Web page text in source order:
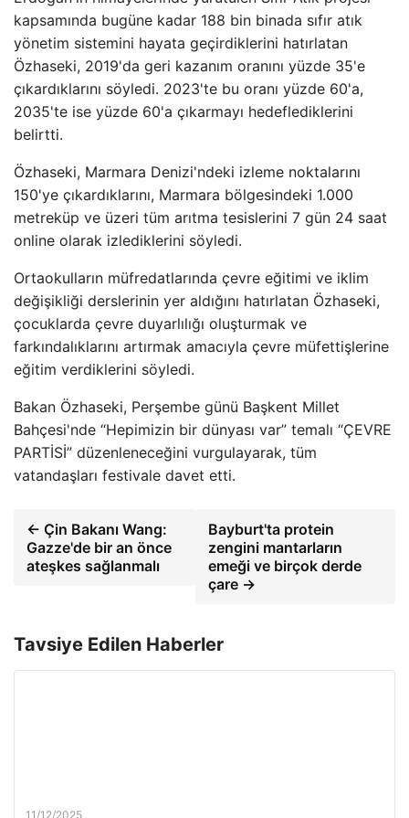
kapsamında bugüne kadar 188 bin binada sıfır atık
yönetim sistemini hayata geçirdiklerini hatırlatan
Özhaseki, 2019'da geri kazanım oranını yüzde 35'e
çıkardıklarını söyledi. 2023'te bu oranı yüzde 60'a,
2035'te ise yüzde 60'a çıkarmayı hedeflediklerini
belirtti.
Özhaseki, Marmara Denizi'ndeki izleme noktalarını
150'ye çıkardıklarını, Marmara bölgesindeki 1.000
metreküp ve üzeri tüm arıtma tesislerini 7 gün 24 saat
online olarak izlediklerini söyledi.
Ortaokulların müfredatlarında çevre eğitimi ve iklim
değişikliği derslerinin yer aldığını hatırlatan Özhaseki,
çocuklarda çevre duyarlılığı oluşturmak ve
farkındalıklarını artırmak amacıyla çevre müfettişlerine
eğitim verdiklerini söyledi.
Bakan Özhaseki, Perşembe günü Başkent Millet
Bahçesi'nde “Hepimizin bir dünyası var” temalı “ÇEVRE
PARTİSİ” düzenleneceğini vurgulayarak, tüm
vatandaşları festivale davet etti.
← Çin Bakanı Wang:
Gazze'de bir an önce
ateşkes sağlanmalı
Bayburt'ta protein
zengini mantarların
emeği ve birçok derde
çare →
Tavsiye Edilen Haberler
11/12/2025